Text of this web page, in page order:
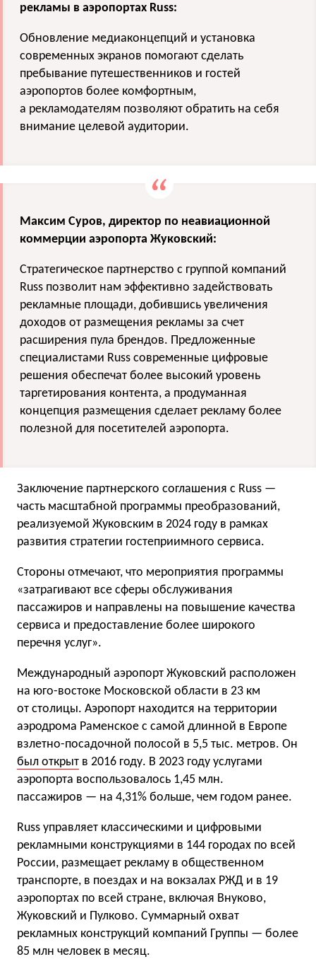
рекламы в аэропортах Russ:
Обновление медиаконцепций и установка
современных экранов помогают сделать
пребывание путешественников и гостей
аэропортов более комфортным,
а рекламодателям позволяют обратить на себя
внимание целевой аудитории.
Максим Суров, директор по неавиационной
коммерции аэропорта Жуковский:
Стратегическое партнерство с группой компаний
Russ позволит нам эффективно задействовать
рекламные площади, добившись увеличения
доходов от размещения рекламы за счет
расширения пула брендов. Предложенные
специалистами Russ современные цифровые
решения обеспечат более высокий уровень
таргетирования контента, а продуманная
концепция размещения сделает рекламу более
полезной для посетителей аэропорта.
Заключение партнерского соглашения с Russ —
часть масштабной программы преобразований,
реализуемой Жуковским в 2024 году в рамках
развития стратегии гостеприимного сервиса.
Стороны отмечают, что мероприятия программы
«затрагивают все сферы обслуживания
пассажиров и направлены на повышение качества
сервиса и предоставление более широкого
перечня услуг».
Международный аэропорт Жуковский расположен
на юго-востоке Московской области в 23 км
от столицы. Аэропорт находится на территории
аэродрома Раменское с самой длинной в Европе
взлетно-посадочной полосой в 5,5 тыс. метров. Он
был открыт в 2016 году. В 2023 году услугами
аэропорта воспользовалось 1,45 млн.
пассажиров — на 4,31% больше, чем годом ранее.
Russ управляет классическими и цифровыми
рекламными конструкциями в 144 городах по всей
России, размещает рекламу в общественном
транспорте, в поездах и на вокзалах РЖД и в 19
аэропортах по всей стране, включая Внуково,
Жуковский и Пулково. Суммарный охват
рекламных конструкций компаний Группы — более
85 млн человек в месяц.